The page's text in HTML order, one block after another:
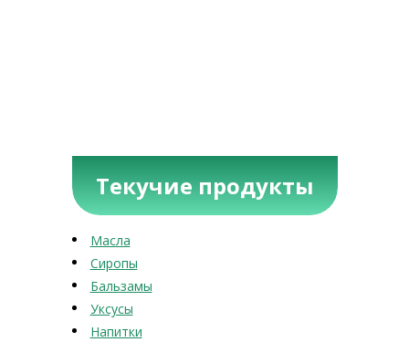
Текучие продукты
Масла
Сиропы
Бальзамы
Уксусы
Напитки